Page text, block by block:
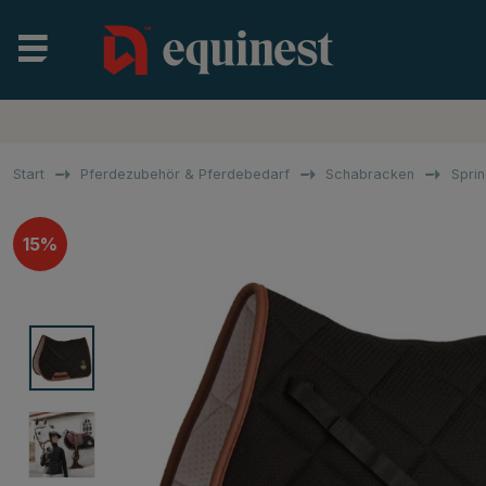
Start Pferdezubehör & Pferdebedarf Schabracken
15%